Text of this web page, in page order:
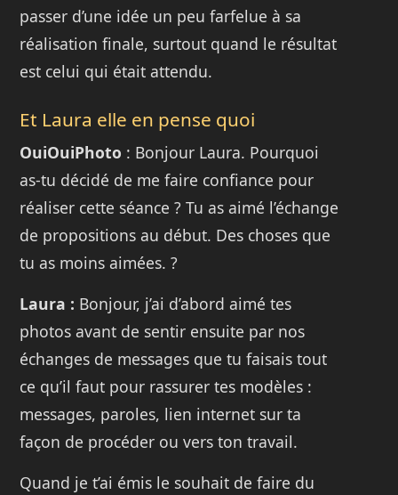
passer d’une idée un peu farfelue à sa
réalisation finale, surtout quand le résultat
est celui qui était attendu.
Et Laura elle en pense quoi
OuiOuiPhoto : Bonjour Laura. Pourquoi
as-tu décidé de me faire confiance pour
réaliser cette séance ? Tu as aimé l’échange
de propositions au début. Des choses que
tu as moins aimées. ?
Laura : Bonjour, j’ai d’abord aimé tes
photos avant de sentir ensuite par nos
échanges de messages que tu faisais tout
ce qu’il faut pour rassurer tes modèles :
messages, paroles, lien internet sur ta
façon de procéder ou vers ton travail.
Quand je t’ai émis le souhait de faire du